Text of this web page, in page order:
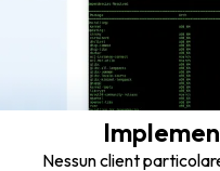
Nessun client